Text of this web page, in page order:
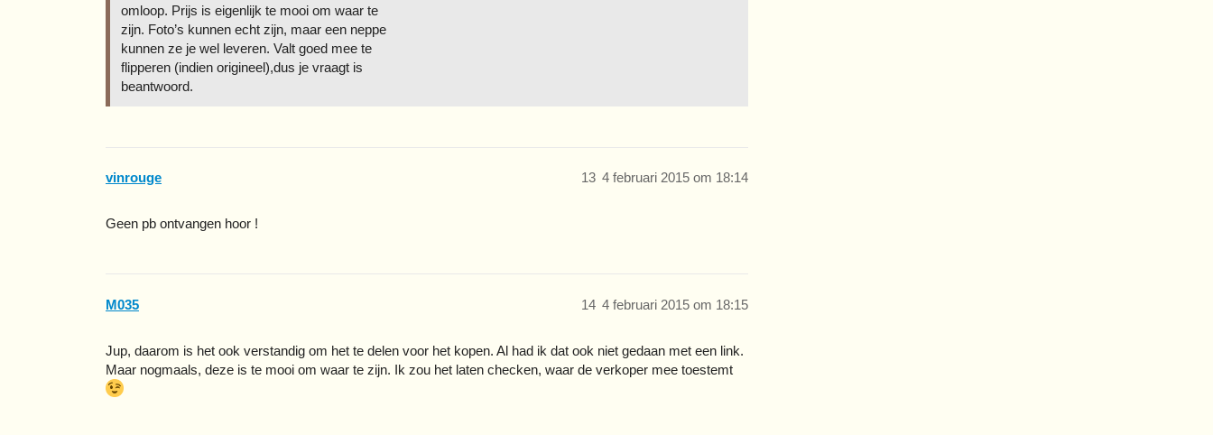
omloop. Prijs is eigenlijk te mooi om waar te
zijn. Foto’s kunnen echt zijn, maar een neppe
kunnen ze je wel leveren. Valt goed mee te
flipperen (indien origineel),dus je vraagt is
beantwoord.
vinrouge 4 februari 2015 om 18:14
13
Geen pb ontvangen hoor !
M035 4 februari 2015 om 18:15
14
Jup, daarom is het ook verstandig om het te delen voor het kopen. Al had ik dat ook niet gedaan met een link.
Maar nogmaals, deze is te mooi om waar te zijn. Ik zou het laten checken, waar de verkoper mee toestemt